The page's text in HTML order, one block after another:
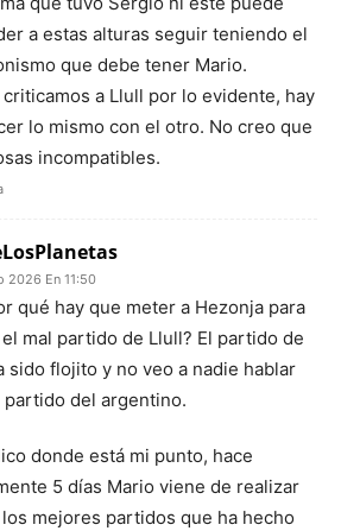
a estas alturas seguir teniendo el
que debe tener Mario.
a Llull por lo evidente, hay
lo mismo con el otro. No creo que
incompatibles.
2026 En 11:50
qué hay que meter a Hezonja para
mal partido de Llull? El partido de
sido flojito y no veo a nadie hablar
partido del argentino.
donde está mi punto, hace
5 días Mario viene de realizar
mejores partidos que ha hecho